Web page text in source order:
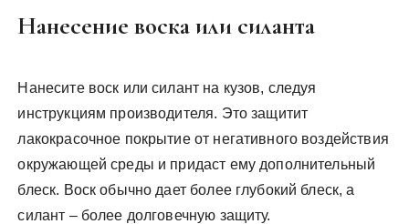
Нанесение воска или силанта
Нанесите воск или силант на кузов, следуя
инструкциям производителя. Это защитит
лакокрасочное покрытие от негативного воздействия
окружающей среды и придаст ему дополнительный
блеск. Воск обычно дает более глубокий блеск, а
силант – более долговечную защиту.